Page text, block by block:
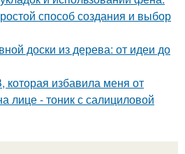
способ создания и выбор
доски из дерева: от идеи до
которая избавила меня от
- тоник с салициловой